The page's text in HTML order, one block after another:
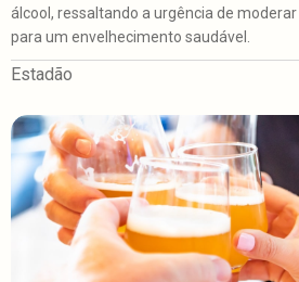
álcool, ressaltando a urgência de
para um envelhecimento saudável.
Estadão